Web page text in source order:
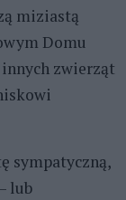
miziastą
Domu
zwierząt
sympatyczną,
lub